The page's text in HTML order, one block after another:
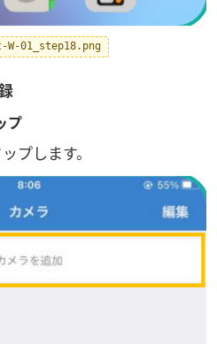
W-01_step18.png
プ
プします。